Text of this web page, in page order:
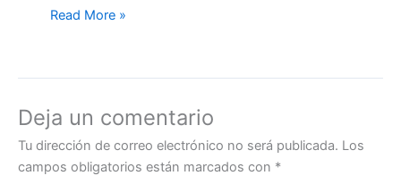
Read More »
Deja un comentario
Tu dirección de correo electrónico no será publicada. Los
campos obligatorios están marcados con *